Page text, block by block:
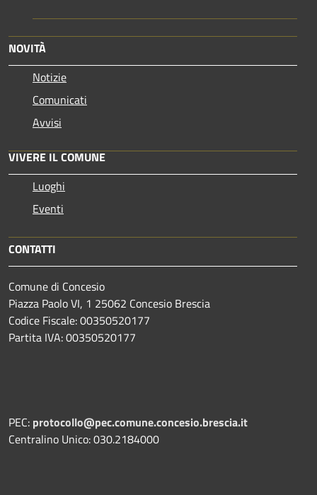
NOVITÀ
Notizie
Comunicati
Avvisi
VIVERE IL COMUNE
Luoghi
Eventi
CONTATTI
Comune di Concesio
Piazza Paolo VI, 1 25062 Concesio Brescia
Codice Fiscale: 00350520177
Partita IVA: 00350520177
PEC: protocollo@pec.comune.concesio.brescia.it
Centralino Unico: 030.2184000